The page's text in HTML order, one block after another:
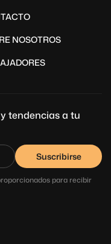
NOSOTROS
tendencias a tu
Suscribirse
para recibir